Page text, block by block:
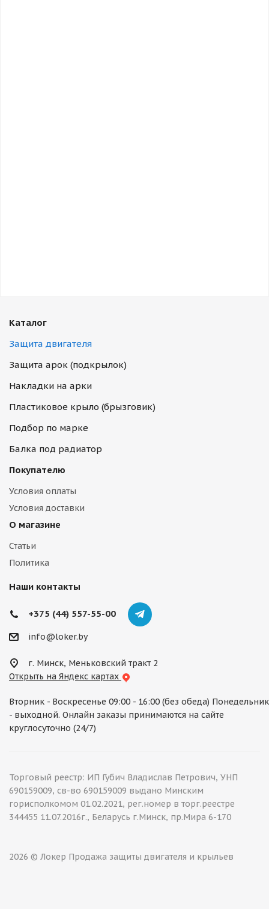
Каталог
Защита двигателя
Защита арок (подкрылок)
Накладки на арки
Пластиковое крыло (брызговик)
Подбор по марке
Балка под радиатор
Покупателю
Условия оплаты
Условия доставки
О магазине
Статьи
Политика
Наши контакты
+375 (44) 557-55-00
info@loker.by
г. Минск, Меньковский тракт 2
Открыть на Яндекс картах
Вторник - Воскресенье 09:00 - 16:00 (без обеда) Понедельник
- выходной. Онлайн заказы принимаются на сайте
круглосуточно (24/7)
Торговый реестр: ИП Губич Владислав Петрович, УНП
690159009, св-во 690159009 выдано Минским
горисполкомом 01.02.2021, рег.номер в торг.реестре
344455 11.07.2016г., Беларусь г.Минск, пр.Мира 6-170
2026 © Локер Продажа защиты двигателя и крыльев